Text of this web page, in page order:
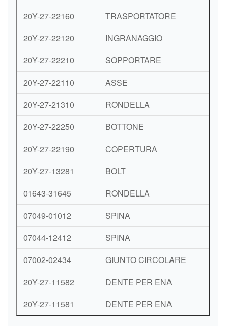
20Y-27-22160
TRASPORTATORE
20Y-27-22120
INGRANAGGIO
20Y-27-22210
SOPPORTARE
20Y-27-22110
ASSE
20Y-27-21310
RONDELLA
20Y-27-22250
BOTTONE
20Y-27-22190
COPERTURA
20Y-27-13281
BOLT
01643-31645
RONDELLA
07049-01012
SPINA
07044-12412
SPINA
07002-02434
GIUNTO CIRCOLARE
20Y-27-11582
DENTE PER ENA
20Y-27-11581
DENTE PER ENA